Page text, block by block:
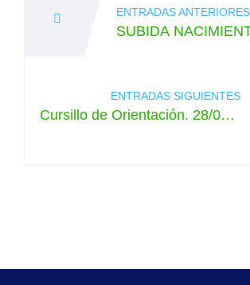
entradas
ENTRADAS ANTERIORES
SUBIDA
ENTRADAS SIGUIENTES
Cursillo de Orientación. 28/01/2